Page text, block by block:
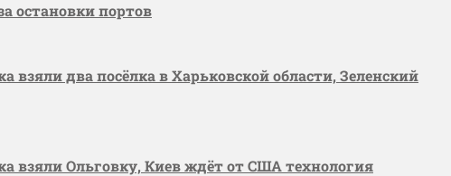
остановки портов
взяли два посёлка в Харьковской области, Зеленский
взяли Ольговку, Киев ждёт от США технология